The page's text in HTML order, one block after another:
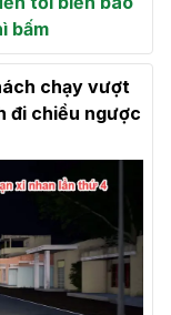
bấm
chạy vượt
đi chiều ngược